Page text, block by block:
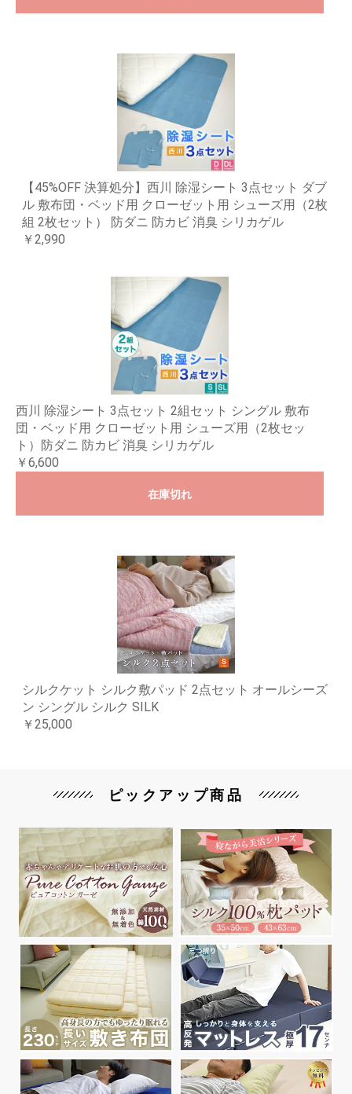
【45%OFF 決算処分】西川 除湿シート 3点セット ダブ
ル 敷布団・ベッド用 クローゼット用 シューズ用（2枚
組 2枚セット） 防ダニ 防カビ 消臭 シリカゲル
￥2,990
西川 除湿シート 3点セット 2組セット シングル 敷布
団・ベッド用 クローゼット用 シューズ用（2枚セッ
ト）防ダニ 防カビ 消臭 シリカゲル
￥6,600
在庫切れ
シルクケット シルク敷パッド 2点セット オールシーズ
ン シングル シルク SILK
￥25,000
ピックアップ商品